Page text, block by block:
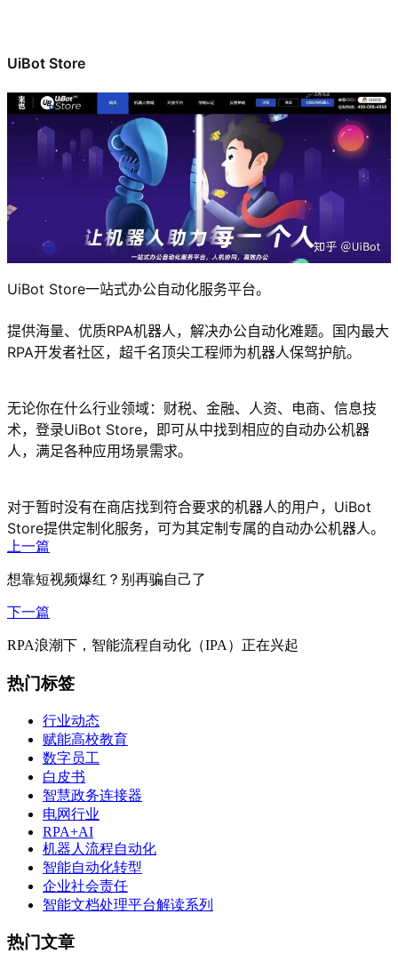
UiBot Store
UiBot Store一站式办公自动化服务平台。
提供海量、优质RPA机器人，解决办公自动化难题。国内最大
RPA开发者社区，超千名顶尖工程师为机器人保驾护航。
无论你在什么行业领域：财税、金融、人资、电商、信息技
术，登录UiBot Store，即可从中找到相应的自动办公机器
人，满足各种应用场景需求。
对于暂时没有在商店找到符合要求的机器人的用户，UiBot
Store提供定制化服务，可为其定制专属的自动办公机器人。
上一篇
想靠短视频爆红？别再骗自己了
下一篇
RPA浪潮下，智能流程自动化（IPA）正在兴起
热门标签
行业动态
赋能高校教育
数字员工
白皮书
智慧政务连接器
电网行业
RPA+AI
机器人流程自动化
智能自动化转型
企业社会责任
智能文档处理平台解读系列
热门文章